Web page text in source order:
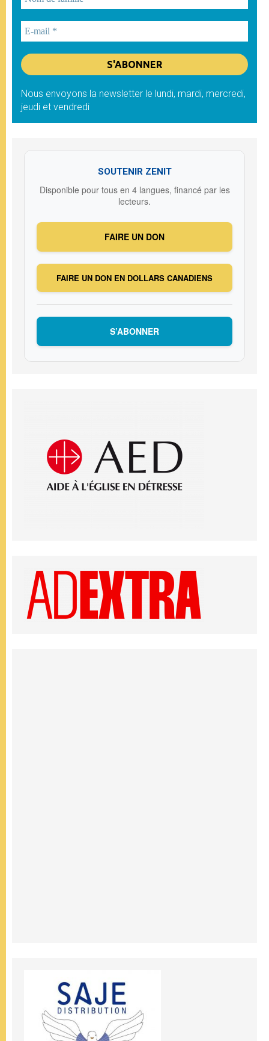
Nous envoyons la newsletter le lundi, mardi, mercredi,
jeudi et vendredi
SOUTENIR ZENIT
Disponible pour tous en 4 langues, financé par les
lecteurs.
FAIRE UN DON
FAIRE UN DON EN DOLLARS CANADIENS
S’ABONNER